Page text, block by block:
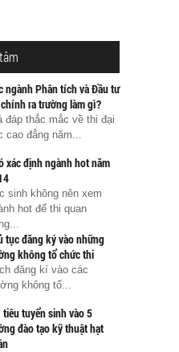
ngành Phân tích và Đầu tư
ra trường làm gì?
đáp thắc mắc về thi đại
cao đẳng năm...
xác định ngành hot năm
sinh không nên xem
hot để thi quan
tục đăng ký vào những
không tổ chức thi
đăng kí vào các
không tổ...
tiêu tuyển sinh vào 5
đào tạo kỹ thuật hạt